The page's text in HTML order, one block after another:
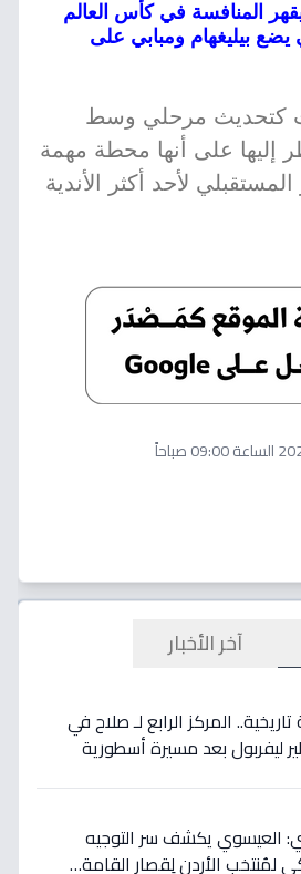
المنافسة في كأس العالم
يضع بيليغهام ومبابي على
كتحديث مرحلي وسط
إليها على أنها محطة مهمة
لأحد أكثر الأندية
آخر الأخبار
المركز الرابع لـ صلاح في
ليفربول بعد مسيرة أسطورية
العيسوي يكشف سر التوجيه
لمُنتخب الأردن لِقصار القامة…